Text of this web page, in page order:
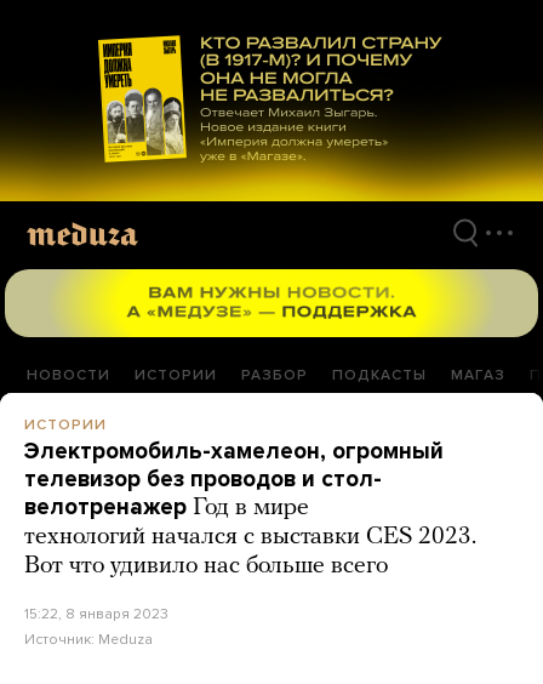
материалам
НОВОСТИ ИСТОРИИ РАЗБОР ПОДКАСТЫ МАГАЗ
ИСТОРИИ
Электромобиль-хамелеон, огромный
телевизор без проводов и стол-
велотренажер Год в мире
технологий начался с выставки CES 2023.
Вот что удивило нас больше всего
15:22, 8 января 2023
Источник: Meduza